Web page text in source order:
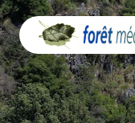
Panneau de gestion